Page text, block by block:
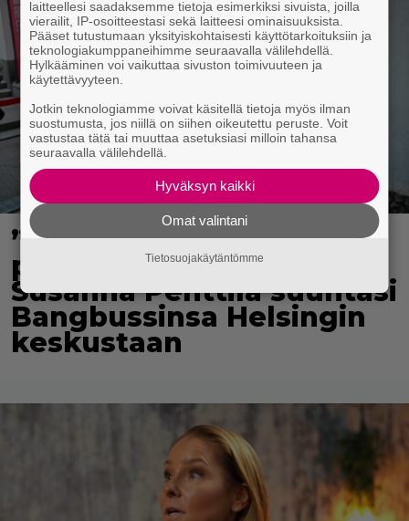
”Mitä isompi vehje, sen
paremmin kulkee” –
Susanna Penttilä suuntasi
Bangbussinsa Helsingin
keskustaan
laitteellesi saadaksemme tietoja esimerkiksi sivuista, joilla
vierailit, IP-osoitteestasi sekä laitteesi ominaisuuksista.
Pääset tutustumaan yksityiskohtaisesti käyttötarkoituksiin ja
teknologiakumppaneihimme seuraavalla välilehdellä.
Hylkääminen voi vaikuttaa sivuston toimivuuteen ja
käytettävyyteen.
Jotkin teknologiamme voivat käsitellä tietoja myös ilman
suostumusta, jos niillä on siihen oikeutettu peruste. Voit
vastustaa tätä tai muuttaa asetuksiasi milloin tahansa
seuraavalla välilehdellä.
Hyväksyn kaikki
Omat valintani
Tietosuojakäytäntömme